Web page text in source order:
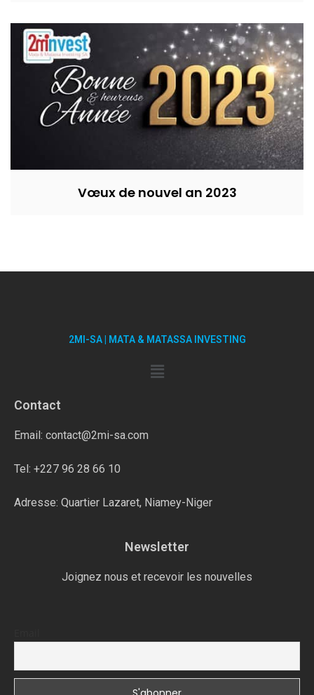
Vœux de nouvel an 2023
2MI-SA | MATA & MATASSA INVESTING
Contact
Email: contact@2mi-sa.com
Tel: +227 96 28 66 10
Adresse: Quartier Lazaret, Niamey-Niger
Newsletter
Joignez nous et recevoir les nouvelles